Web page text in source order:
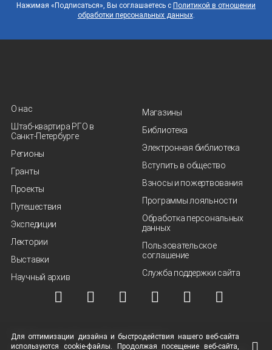
Нажимая «Подписаться», Вы соглашаетесь с Политикой в отношении
обработки персональных данных.
О нас
Штаб-квартира РГО в
Санкт‑Петербурге
Регионы
Гранты
Проекты
Путешествия
Экспедиции
Лектории
Выставки
Научный архив
Магазины
Библиотека
Электронная библиотека
Вступить в общество
Взносы и пожертвования
Программы лояльности
Обработка персональных
данных
Пользовательское
соглашение
Служба поддержки сайта
© ВОО "Русское географическое общество", 2013-2026 г.
Для оптимизации дизайна и быстродействия нашего веб-сайта
используются cookie-файлы. Продолжая посещение веб-сайта,